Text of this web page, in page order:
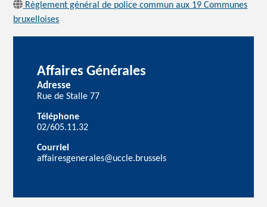
Règlement général de police commun aux 19 Communes
bruxelloises
Affaires Générales
Adresse
Rue de Stalle 77
Téléphone
02/605.11.32
Courriel
affairesgenerales@uccle.brussels